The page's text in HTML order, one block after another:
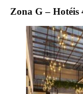
Zona G – Hotéis